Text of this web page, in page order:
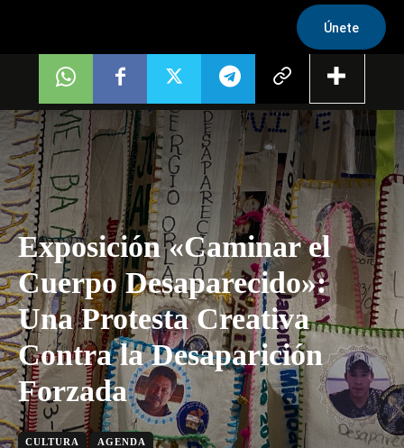
Únete
Exposición «Caminar el
Cuerpo Desaparecido»:
Una Protesta Creativa
Contra la Desaparición
Forzada
CULTURA AGENDA